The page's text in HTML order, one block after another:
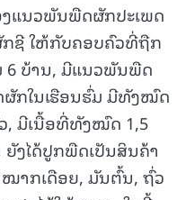
ແນວພັນພືດຜັກປະເພດ
ຊີ ໃຫ້ກັບຄອບຄົວທີ່ຖືກ
ບ້ານ, ມີແນວພັນພືດ
ກໃນເຮືອນຮົ່ມ ມີທັງໝົດ
, ມີເນື້ອທີ່ທັງໝົດ 1,5
ງໄດ້ປູກພືດເປັນສິນຄ້າ
າກເດືອຍ, ມັນຕົ້ນ, ຖົ່ວ